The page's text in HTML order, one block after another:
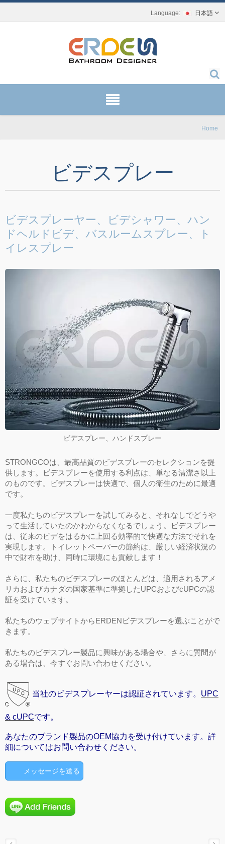
日本語
Home
ビデスプレー
ビデスプレーヤー、ビデシャワー、ハン
ドヘルドビデ、バスルームスプレー、ト
イレスプレー
ビデスプレー、ハンドスプレー
STRONGCOは、最高品質のビデスプレーのセレクションを提
供します。ビデスプレーを使用する利点は、単なる清潔さ以上
のものです。ビデスプレーは快適で、個人の衛生のために最適
です。
一度私たちのビデスプレーを試してみると、それなしでどうや
って生活していたのかわからなくなるでしょう。ビデスプレー
は、従来のビデをはるかに上回る効率的で快適な方法でそれを
実現します。トイレットペーパーの節約は、厳しい経済状況の
中で財布を助け、同時に環境にも貢献します！
さらに、私たちのビデスプレーのほとんどは、適用されるアメ
リカおよびカナダの国家基準に準拠したUPCおよびcUPCの認
証を受けています。
私たちのウェブサイトからERDENビデスプレーを選ぶことがで
きます。
私たちのビデスプレー製品に興味がある場合や、さらに質問が
ある場合は、今すぐお問い合わせください。
当社のビデスプレーヤーは認証されています。 UPC
& cUPCです。
あなたのブランド製品のOEM協力を受け付けています。詳
細についてはお問い合わせください。
メッセージを送る